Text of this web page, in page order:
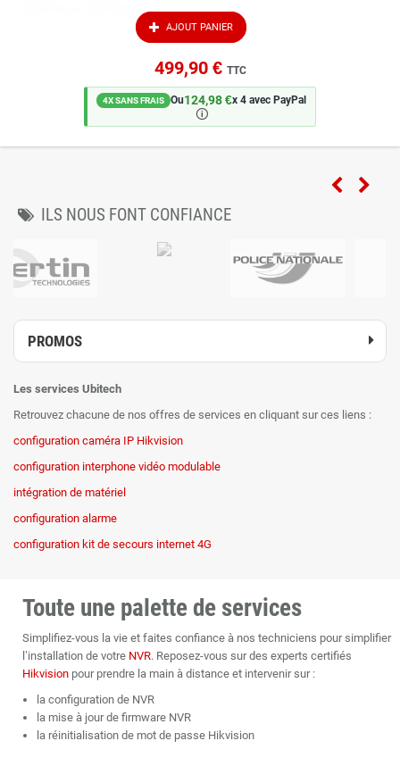
AJOUT PANIER
499,90 € TTC
4X SANS FRAIS Ou124,98 €x 4 avec PayPal
🛈
ILS NOUS FONT CONFIANCE
PROMOS
Les services Ubitech
Retrouvez chacune de nos offres de services en cliquant sur ces liens :
configuration caméra IP Hikvision
configuration interphone vidéo modulable
intégration de matériel
configuration alarme
configuration kit de secours internet 4G
Toute une palette de services
Simplifiez-vous la vie et faites confiance à nos techniciens pour simplifier
l’installation de votre NVR. Reposez-vous sur des experts certifiés
Hikvision pour prendre la main à distance et intervenir sur :
la configuration de NVR
la mise à jour de firmware NVR
la réinitialisation de mot de passe Hikvision